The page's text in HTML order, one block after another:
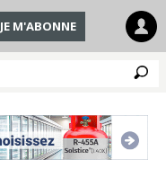
JE M'ABONNE